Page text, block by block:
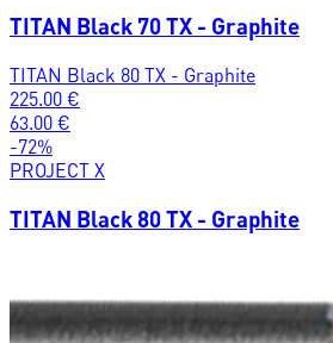
TITAN Black 70 TX - Graphite
TITAN Black 80 TX - Graphite
225.00 €
63.00 €
-72%
PROJECT X
TITAN Black 80 TX - Graphite